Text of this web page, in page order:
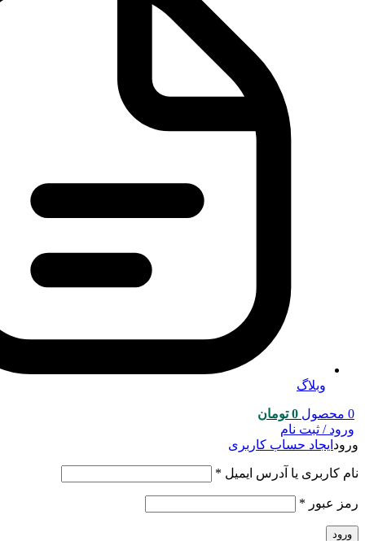
وبلاگ
0 محصول 0 تومان
ورود / ثبت نام
ورود ایجاد حساب کاربری
نام کاربری یا آدرس ایمیل *
رمز عبور *
ورود